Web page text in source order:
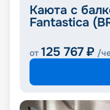
Каюта с
Fantastica
от 125 767 ₽ /